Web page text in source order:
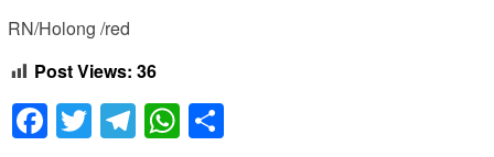
RN/Holong /red
Post Views: 36
Facebook
TwitterTelegram
WhatsApp